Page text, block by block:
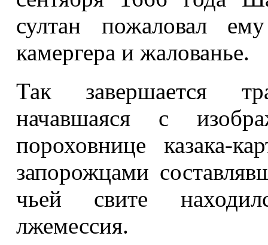
султан пожаловал
камергера и жалованье.
Так завершается
начавшаяся с
пороховнице казака-
запорожцами
чьей свите
лжемессия.